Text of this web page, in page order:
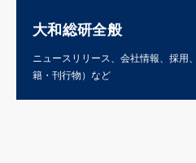
大和総研全般
ニュースリリース、会社情報、採用
籍・刊行物）など